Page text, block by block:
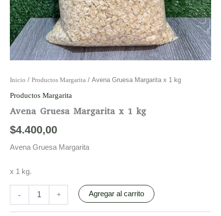
Inicio / Productos Margarita / Avena Gruesa Margarita x 1 kg
Productos Margarita
Avena Gruesa Margarita x 1 kg
$4.400,00
Avena Gruesa Margarita
x 1 kg.
- + Agregar al carrito